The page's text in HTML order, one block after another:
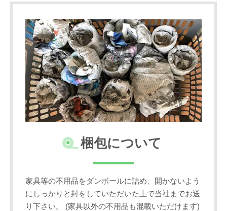
梱包について
家具等の不用品をダンボールに詰め、開かないよう
にしっかりと封をしていただいた上で当社までお送
り下さい。 (家具以外の不用品も混載いただけます)